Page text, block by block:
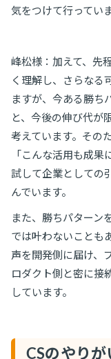
気をつけて行っていま
峰松様：加えて、先
く理解し、さらなる
ますが、今ある勝ち
と、今後の伸び代が
考えています。その
「こんな活用も成
試して企業としての
んでいます。
また、勝ちパターン
では叶わないことも
声を開発側に届け、
ロダクト側と密に接
しています。
CSのやり